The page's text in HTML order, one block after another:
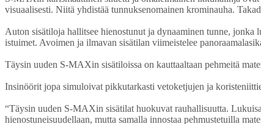
visuaalisesti. Niitä yhdistää tunnuksenomainen krominauha.
Auton sisätiloja hallitsee hienostunut ja dynaaminen tunne,
istuimet. Avoimen ja ilmavan sisätilan viimeistelee
Täysin uuden S-MAXin sisätiloissa on kauttaaltaan pehmeitä
Insinöörit jopa simuloivat pikkutarkasti vetoketjujen ja
“Täysin uuden S-MAXin sisätilat huokuvat rauhallisuutta.
hienostuneisuudellaan, mutta samalla innostaa pehmustetuilla